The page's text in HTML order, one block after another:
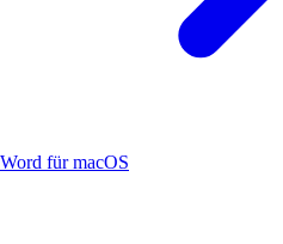
Word für macOS